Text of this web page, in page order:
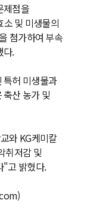
제점을
소 및 미생물의
첨가하여 부속
다.
특허 미생물과
산 농가 및
와 KG케미칼
취저감 및
"고 밝혔다.